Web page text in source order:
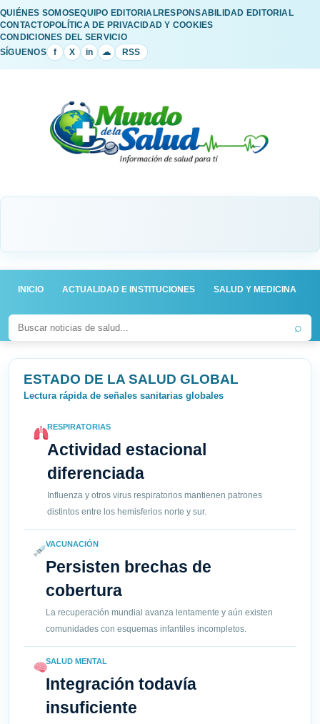
QUIÉNES SOMOSEQUIPO EDITORIALRESPONSABILIDAD EDITORIAL
CONTACTOPOLÍTICA DE PRIVACIDAD Y COOKIES
CONDICIONES DEL SERVICIO
SÍGUENOS
f X in ☁ RSS
INICIO ACTUALIDAD E INSTITUCIONES SALUD Y MEDICINA
⌕
ESTADO DE LA SALUD GLOBAL
Lectura rápida de señales sanitarias globales
RESPIRATORIAS
Actividad estacional
diferenciada
Influenza y otros virus respiratorios mantienen patrones
distintos entre los hemisferios norte y sur.
VACUNACIÓN
Persisten brechas de
cobertura
La recuperación mundial avanza lentamente y aún existen
comunidades con esquemas infantiles incompletos.
SALUD MENTAL
Integración todavía
insuficiente